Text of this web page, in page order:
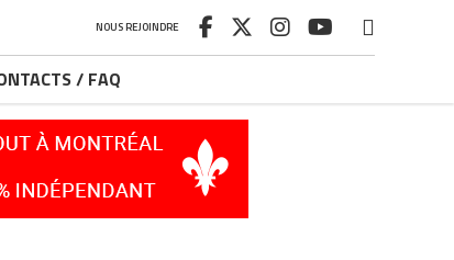
NOUS REJOINDRE
/ FAQ